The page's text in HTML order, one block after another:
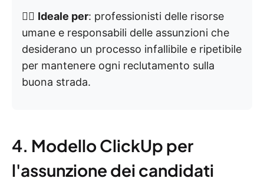
👉🏼 Ideale per: professionisti delle risorse
umane e responsabili delle assunzioni che
desiderano un processo infallibile e ripetibile
per mantenere ogni reclutamento sulla
buona strada.
4. Modello ClickUp per
l'assunzione dei candidati